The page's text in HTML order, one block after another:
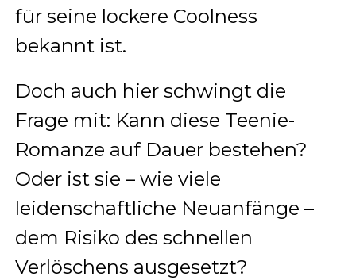
für seine lockere Coolness
bekannt ist.
Doch auch hier schwingt die
Frage mit: Kann diese Teenie-
Romanze auf Dauer bestehen?
Oder ist sie – wie viele
leidenschaftliche Neuanfänge –
dem Risiko des schnellen
Verlöschens ausgesetzt?